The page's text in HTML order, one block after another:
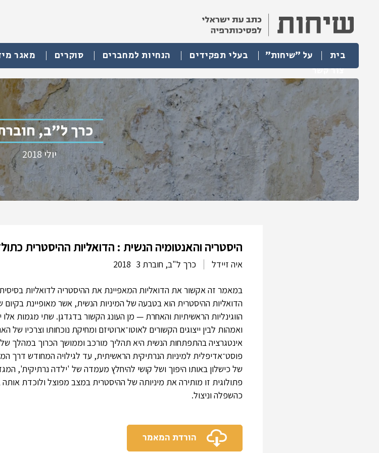
בית על "שיחות" בעלי תפקידים הנחיות למחברים סוקרים מאגר
צור קשר
כרך ל"ב, חוברת
יולי 2018
היסטריה והאנטומיה הנשית : הדואליות ההיסטרית
איה זיידל כרך ל"ב, חוברת 3 2018
במאמר זה אקשור את הדואליות המאפיינת את ההיסטריה לדואליות
הדואליות ההיסטרית הוא בטבעה של המיניות הנשית, אשר מאופיינת
הווגינליות הראשיתיות והאחרת — מן העונג הקשור בדגדגן. שתי מגמות אלו
ואמהות לבין ייצוגים הקשורים לאוטו־ארוטיזם ומחיקת נוכחותו וצרכיו
פוסט־אדיפלית למיניות הנרתיקית הראשיתית, עד לגילויה המחודש דרך
של כישלון באותו היפוך ושל קושי להיחלץ מעמדה של 'ילדה נרתיקית',
פתולוגית זו מותירה את מיניותה של ההיסטרית במצב מפוצל ולוכדת אותה
כהשפלה וניצול.
הורדת המאמר